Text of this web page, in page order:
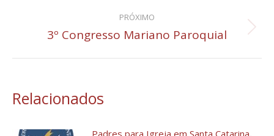
PRÓXIMO
Próximo
3º Congresso Mariano Paroquial
Relacionados
Padres para Igreja em Santa Catarina,